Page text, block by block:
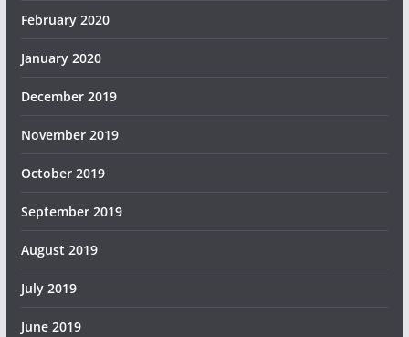
February 2020
January 2020
December 2019
November 2019
October 2019
September 2019
August 2019
July 2019
June 2019